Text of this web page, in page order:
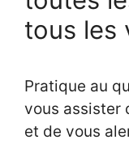
tous les
Pratique au
vous assister
et de vous